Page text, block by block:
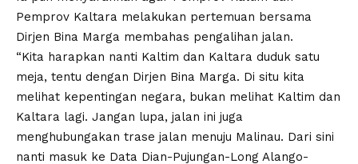
Pemprov Kaltara melakukan pertemuan bersama
Dirjen Bina Marga membahas pengalihan jalan.
“Kita harapkan nanti Kaltim dan Kaltara duduk satu
meja, tentu dengan Dirjen Bina Marga. Di situ kita
melihat kepentingan negara, bukan melihat Kaltim dan
Kaltara lagi. Jangan lupa, jalan ini juga
menghubungakan trase jalan menuju Malinau. Dari sini
nanti masuk ke Data Dian-Pujungan-Long Alango-